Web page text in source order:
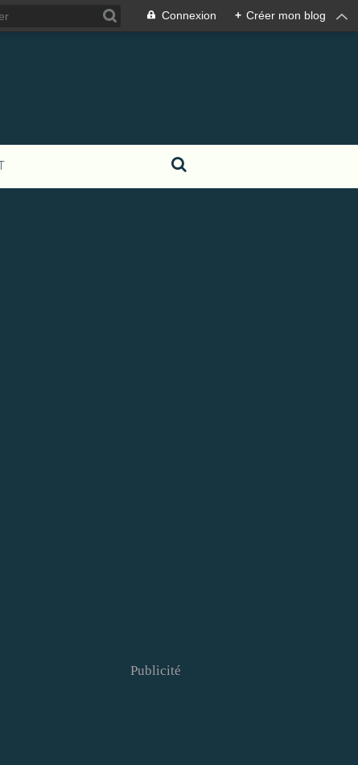
Connexion + Créer mon blog
Publicité